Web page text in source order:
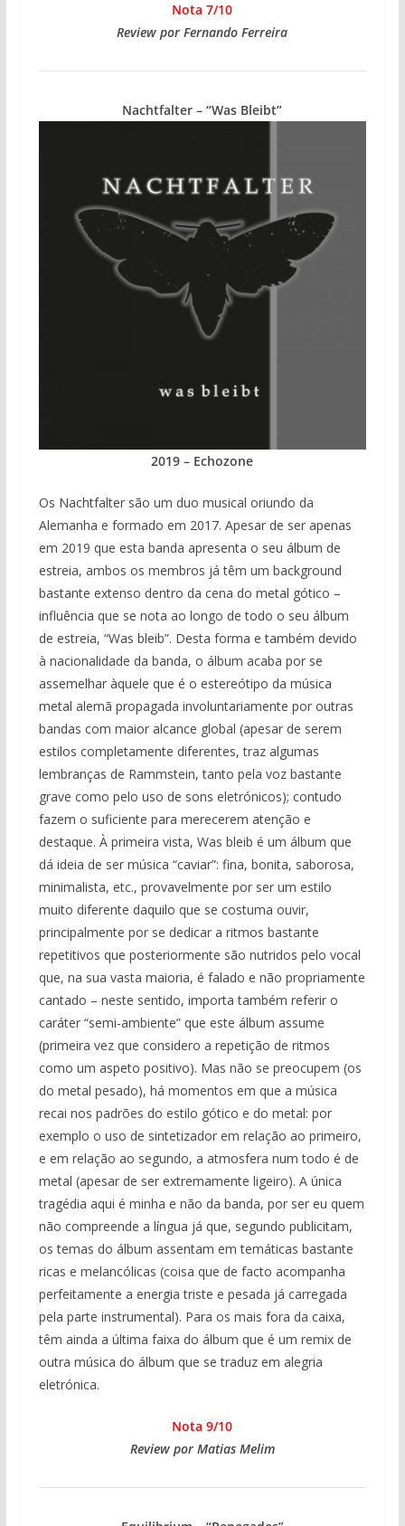
Nota 7/10
Review por Fernando Ferreira
Nachtfalter – “Was Bleibt”
2019 – Echozone
Os Nachtfalter são um duo musical oriundo da
Alemanha e formado em 2017. Apesar de ser apenas
em 2019 que esta banda apresenta o seu álbum de
estreia, ambos os membros já têm um background
bastante extenso dentro da cena do metal gótico –
influência que se nota ao longo de todo o seu álbum
de estreia, “Was bleib”. Desta forma e também devido
à nacionalidade da banda, o álbum acaba por se
assemelhar àquele que é o estereótipo da música
metal alemã propagada involuntariamente por outras
bandas com maior alcance global (apesar de serem
estilos completamente diferentes, traz algumas
lembranças de Rammstein, tanto pela voz bastante
grave como pelo uso de sons eletrónicos); contudo
fazem o suficiente para merecerem atenção e
destaque. À primeira vista, Was bleib é um álbum que
dá ideia de ser música “caviar”: fina, bonita, saborosa,
minimalista, etc., provavelmente por ser um estilo
muito diferente daquilo que se costuma ouvir,
principalmente por se dedicar a ritmos bastante
repetitivos que posteriormente são nutridos pelo vocal
que, na sua vasta maioria, é falado e não propriamente
cantado – neste sentido, importa também referir o
caráter “semi-ambiente” que este álbum assume
(primeira vez que considero a repetição de ritmos
como um aspeto positivo). Mas não se preocupem (os
do metal pesado), há momentos em que a música
recai nos padrões do estilo gótico e do metal: por
exemplo o uso de sintetizador em relação ao primeiro,
e em relação ao segundo, a atmosfera num todo é de
metal (apesar de ser extremamente ligeiro). A única
tragédia aqui é minha e não da banda, por ser eu quem
não compreende a língua já que, segundo publicitam,
os temas do álbum assentam em temáticas bastante
ricas e melancólicas (coisa que de facto acompanha
perfeitamente a energia triste e pesada já carregada
pela parte instrumental). Para os mais fora da caixa,
têm ainda a última faixa do álbum que é um remix de
outra música do álbum que se traduz em alegria
eletrónica.
Nota 9/10
Review por Matias Melim